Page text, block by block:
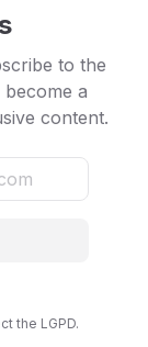
verdinhos
Um dia
to the
a
content.
the LGPD.